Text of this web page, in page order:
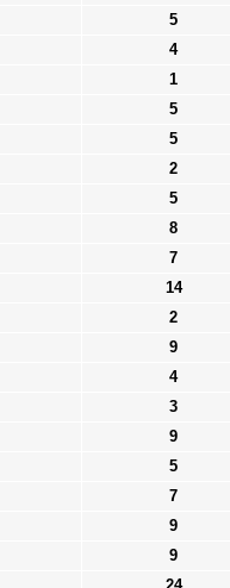
5
4
1
5
5
2
5
8
7
14
2
9
4
3
9
5
7
9
9